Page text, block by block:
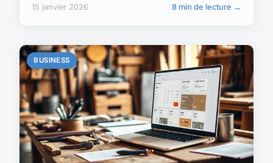
15 janvier 2026 8 min de lecture →
BUSINESS